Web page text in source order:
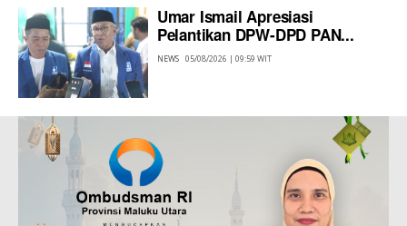
Umar Ismail Apresiasi
Pelantikan DPW-DPD PAN...
NEWS 05/08/2026 | 09:59 WIT